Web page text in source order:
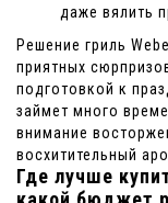
даже вялить
Решение гриль
приятных
подготовкой к
займет много
внимание
восхитительный
Где лучше